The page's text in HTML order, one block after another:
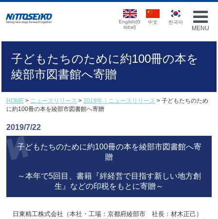
MENU
English(G
lobal)
中文 한국어
子どもたちのために約100冊の本を
綾部市図書館へ寄贈
HOME > ニュースリリース > 2019年｜ニュースリリース > 子どもたちのため
に約100冊の本を綾部市図書館へ寄贈
2019/7/22
子どもたちのために約100冊の本を綾部市図書館へ寄
贈
～本年で5回目、書籍『絆経営で目指す新しい地方創
生』などの印税をもとに寄贈～
日東精工株式会社（本社・工場：京都府綾部市 社長：材木正己）